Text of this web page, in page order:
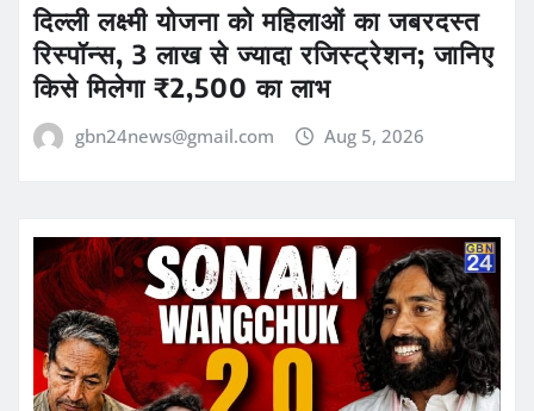
दिल्ली लक्ष्मी योजना को महिलाओं का जबरदस्त
रिस्पॉन्स, 3 लाख से ज्यादा रजिस्ट्रेशन; जानिए
किसे मिलेगा ₹2,500 का लाभ
gbn24news@gmail.com Aug 5, 2026